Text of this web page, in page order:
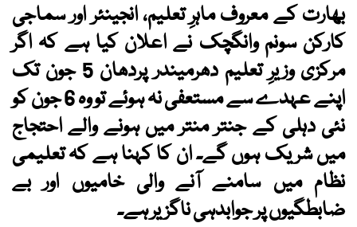
بھارت کے معروف ماہرِ تعلیم، انجینئر اور سماجی
کارکن سونم وانگچک نے اعلان کیا ہے کہ اگر
مرکزی وزیرِ تعلیم دھرمیندر پردھان 5 جون تک
اپنے عہدے سے مستعفی نہ ہوئے تو وہ 6 جون کو
نئی دہلی کے جنتر منتر میں ہونے والے احتجاج
میں شریک ہوں گے۔ ان کا کہنا ہے کہ تعلیمی
نظام میں سامنے آنے والی خامیوں اور بے
ضابطگیوں پر جوابدہی ناگزیر ہے۔